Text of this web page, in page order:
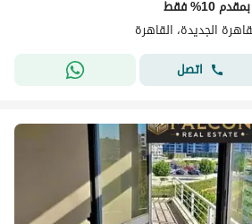
فقط
الجديدة، القاهرة
اتصل